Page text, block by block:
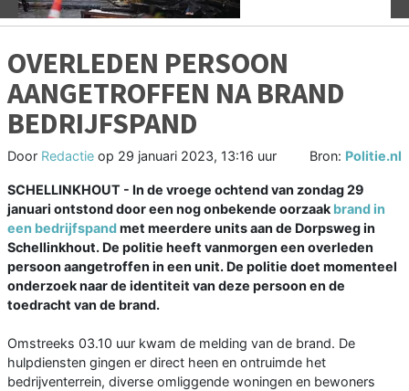
OVERLEDEN PERSOON
AANGETROFFEN NA BRAND
BEDRIJFSPAND
Door Redactie op 29 januari 2023, 13:16 uur Bron: Politie.nl
SCHELLINKHOUT - In de vroege ochtend van zondag 29
januari ontstond door een nog onbekende oorzaak brand in
een bedrijfspandmet meerdere units aan de Dorpsweg in
Schellinkhout. De politie heeft vanmorgen een overleden
persoon aangetroffen in een unit. De politie doet momenteel
onderzoek naar de identiteit van deze persoon en de
toedracht van de brand.
Omstreeks 03.10 uur kwam de melding van de brand. De
hulpdiensten gingen er direct heen en ontruimde het
bedrijventerrein, diverse omliggende woningen en bewoners